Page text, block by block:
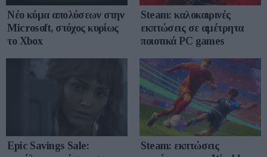
Νέο κύμα απολύσεων στην
Microsoft, στόχος κυρίως
το Xbox
Steam: καλοκαιρινές
εκπτώσεις σε αμέτρητα
ποιοτικά PC games
Epic Savings Sale:
Steam: εκπτώσεις